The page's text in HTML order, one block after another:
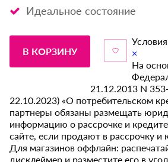
Идеальное состояние
В КОРЗИНУ
×
На
21.12.2013 N
22.10.2023) «О потребительском
партнеры обязаны размещать
информацию о рассрочке и
сайте, если продают в рассрочку и
Для магазинов оффлайн:
дисклеймер и разместите его в